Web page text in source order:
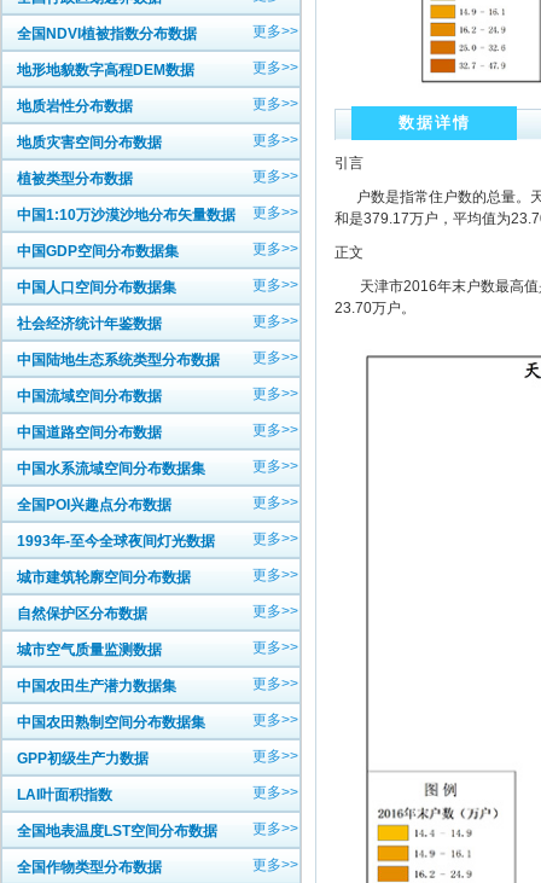
全国NDVI植被指数分布数据 更多>>
地形地貌数字高程DEM数据 更多>>
地质岩性分布数据 更多>>
地质灾害空间分布数据 更多>>
植被类型分布数据 更多>>
中国1:10万沙漠沙地分布矢量数据 更多>>
中国GDP空间分布数据集 更多>>
中国人口空间分布数据集 更多>>
社会经济统计年鉴数据 更多>>
中国陆地生态系统类型分布数据 更多>>
中国流域空间分布数据 更多>>
中国道路空间分布数据 更多>>
中国水系流域空间分布数据集 更多>>
全国POI兴趣点分布数据 更多>>
1993年-至今全球夜间灯光数据 更多>>
城市建筑轮廓空间分布数据 更多>>
自然保护区分布数据 更多>>
城市空气质量监测数据 更多>>
中国农田生产潜力数据集 更多>>
中国农田熟制空间分布数据集 更多>>
GPP初级生产力数据 更多>>
LAI叶面积指数 更多>>
全国地表温度LST空间分布数据 更多>>
全国作物类型分布数据 更多>>
数据详情
引言
户数是指常住户数的总量。
和是379.17万户，平均值为
正文
天津市2016年末户数最高值
23.70万户。